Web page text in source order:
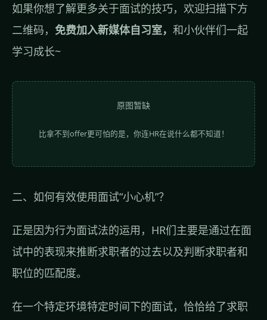
如果你想了解更多关于面试的技巧，欢迎扫描下方
二维码， 免费加入新媒体自习室， 和小伙伴们一起
学习成长~
原图暂缺
比拿不到offer更可怕的是，你连HR在说什么都不知道！
二、如何有效使用面试“小心机”？
正是因为行为面试法的运用，HR们主要是通过在面
试中的表现来推断求职者的过去以及判断求职者和
职位的匹配度。
在一个特定环境特定时间下的面试，恰恰给了求职